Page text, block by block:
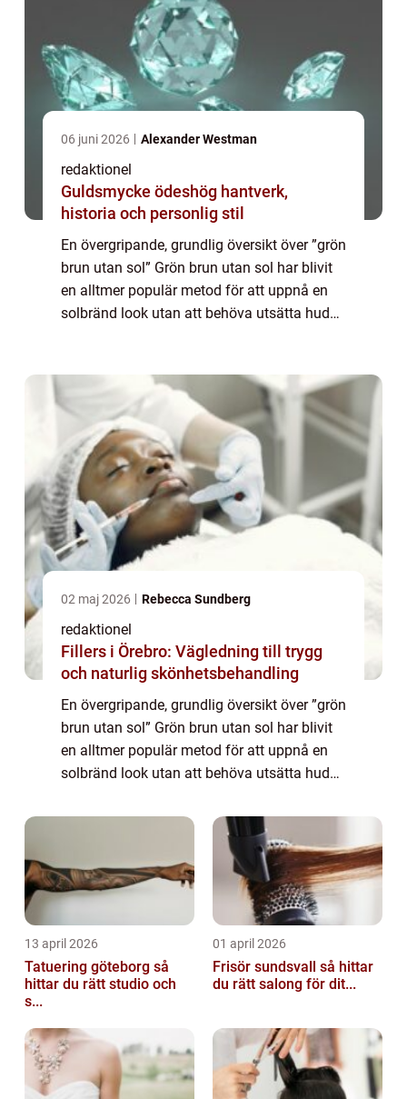
06 juni 2026 Alexander Westman
redaktionel
Guldsmycke ödeshög hantverk,
historia och personlig stil
En övergripande, grundlig översikt över ”grön
brun utan sol” Grön brun utan sol har blivit
en alltmer populär metod för att uppnå en
solbränd look utan att behöva utsätta huden
02 maj 2026 Rebecca Sundberg
redaktionel
Fillers i Örebro: Vägledning till trygg
och naturlig skönhetsbehandling
En övergripande, grundlig översikt över ”grön
brun utan sol” Grön brun utan sol har blivit
en alltmer populär metod för att uppnå en
solbränd look utan att behöva utsätta huden
även kallas ekologi...
13 april 2026
Tatuering göteborg så
hittar du rätt studio och
s...
01 april 2026
Frisör sundsvall så hittar
du rätt salong för dit...